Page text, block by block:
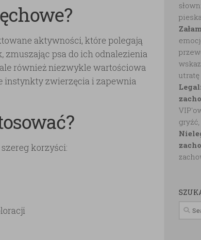
aktywności, które polegają
psa do ich odnalezienia
również niezwykle wartościowa
instynkty zwierzęcia i zapewnia
korzyści:
Search